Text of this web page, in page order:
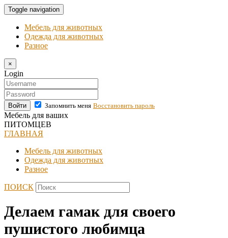
Toggle navigation
Мебель для животных
Одежда для животных
Разное
×
Login
Войти Запомнить меня Восстановить пароль
Мебель для ваших
ПИТОМЦЕВ
ГЛАВНАЯ
Мебель для животных
Одежда для животных
Разное
ПОИСК
Делаем гамак для своего
пушистого любимца